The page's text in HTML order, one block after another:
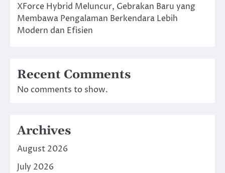
XForce Hybrid Meluncur, Gebrakan Baru yang
Membawa Pengalaman Berkendara Lebih
Modern dan Efisien
Recent Comments
No comments to show.
Archives
August 2026
July 2026